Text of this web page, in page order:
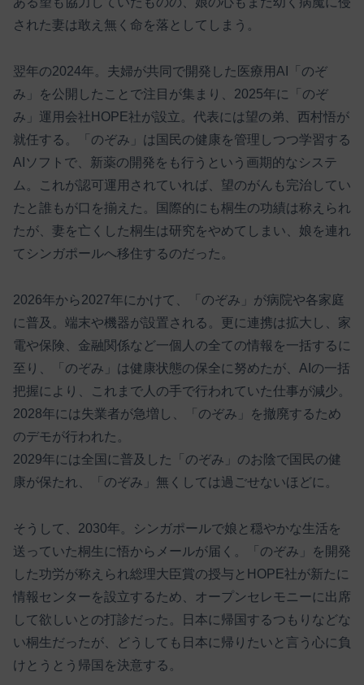
された妻は敢え無く命を落としてしまう。
翌年の2024年。夫婦が共同で開発した医療用AI「のぞ
み」を公開したことで注目が集まり、2025年に「のぞ
み」運用会社HOPE社が設立。代表には望の弟、西村悟が
就任する。「のぞみ」は国民の健康を管理しつつ学習する
AIソフトで、新薬の開発をも行うという画期的なシステ
ム。これが認可運用されていれば、望のがんも完治してい
たと誰もが口を揃えた。国際的にも桐生の功績は称えられ
たが、妻を亡くした桐生は研究をやめてしまい、娘を連れ
てシンガポールへ移住するのだった。
2026年から2027年にかけて、「のぞみ」が病院や各家庭
に普及。端末や機器が設置される。更に連携は拡大し、家
電や保険、金融関係など一個人の全ての情報を一括するに
至り、「のぞみ」は健康状態の保全に努めたが、AIの一括
把握により、これまで人の手で行われていた仕事が減少。
2028年には失業者が急増し、「のぞみ」を撤廃するため
のデモが行われた。
2029年には全国に普及した「のぞみ」のお陰で国民の健
康が保たれ、「のぞみ」無くしては過ごせないほどに。
そうして、2030年。シンガポールで娘と穏やかな生活を
送っていた桐生に悟からメールが届く。「のぞみ」を開発
した功労が称えられ総理大臣賞の授与とHOPE社が新たに
情報センターを設立するため、オープンセレモニーに出席
して欲しいとの打診だった。日本に帰国するつもりなどな
い桐生だったが、どうしても日本に帰りたいと言う心に負
けとうとう帰国を決意する。